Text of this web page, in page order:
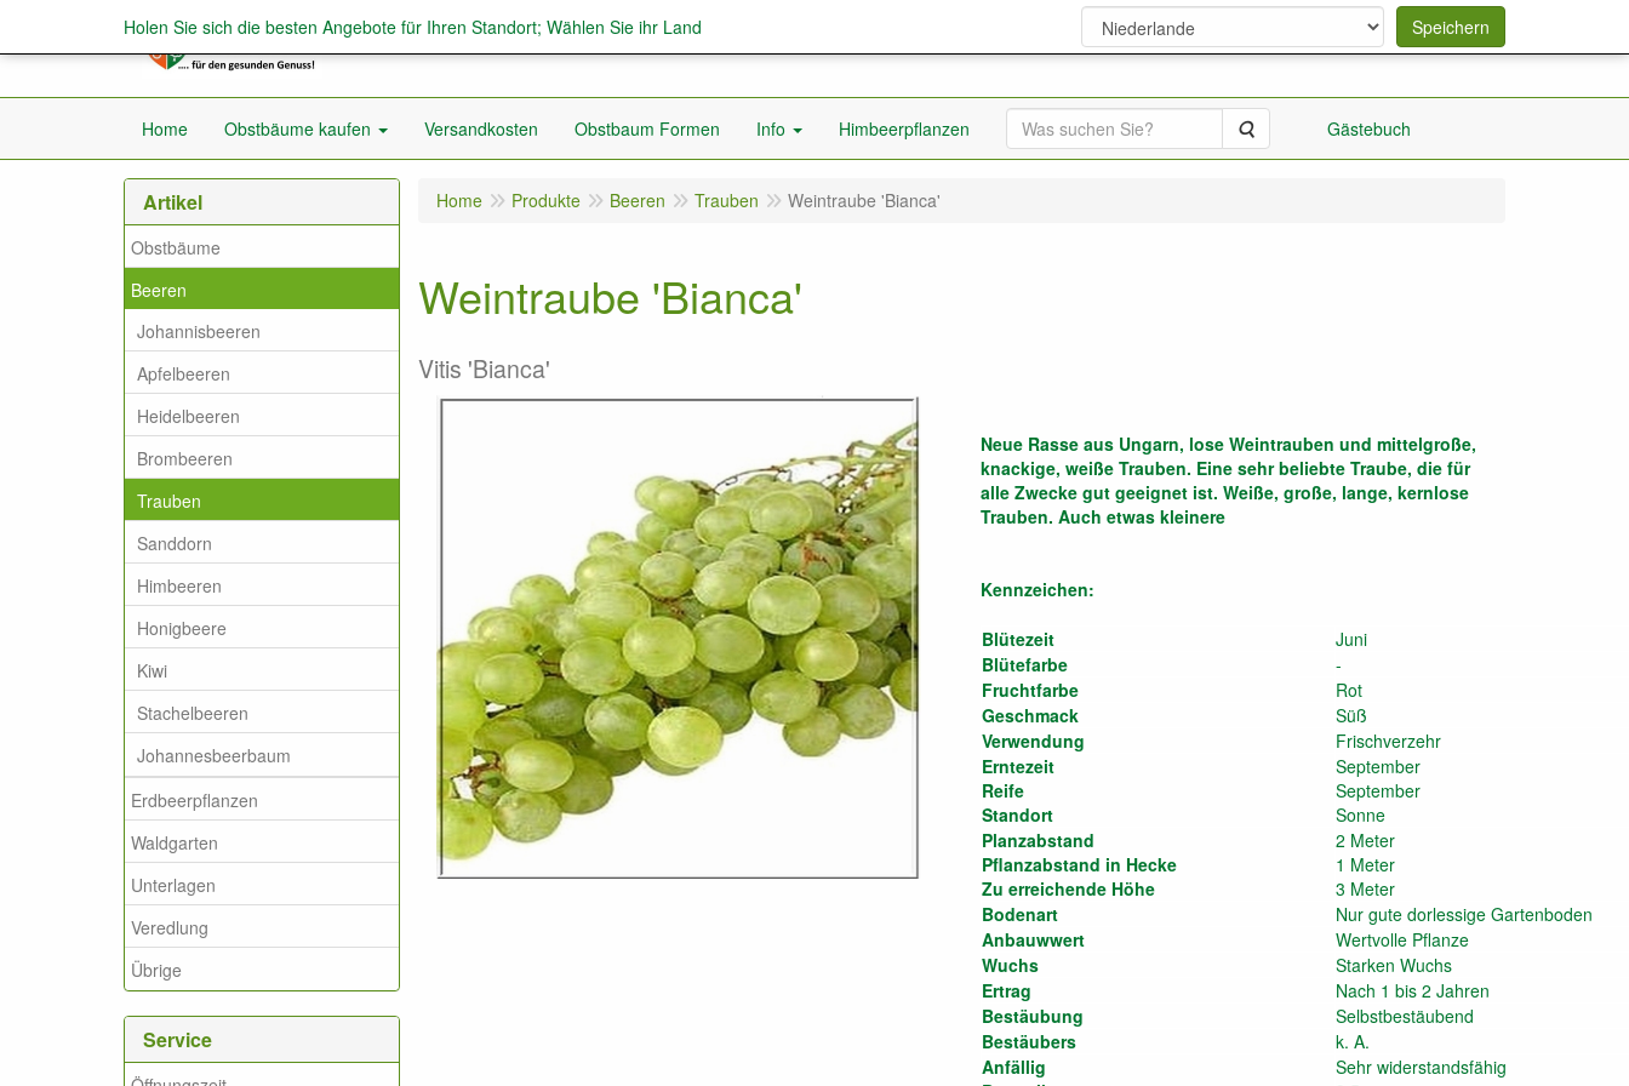
Home Obstbäume kaufen Versandkosten Obstbaum Formen Info Himbeerpflanzen Suche Gästebuch
Artikel
Obstbäume
Beeren
Johannisbeeren
Apfelbeeren
Heidelbeeren
Brombeeren
Trauben
Sanddorn
Himbeeren
Honigbeere
Kiwi
Stachelbeeren
Johannesbeerbaum
Erdbeerpflanzen
Waldgarten
Unterlagen
Veredlung
Übrige
Service
Home Produkte Beeren Trauben Weintraube 'Bianca'
Weintraube 'Bianca'
Vitis 'Bianca'
Neue Rasse aus Ungarn, lose Weintrauben und mittelgroße,
knackige, weiße Trauben. Eine sehr beliebte Traube, die für
alle Zwecke gut geeignet ist. Weiße, große, lange, kernlose
Trauben. Auch etwas kleinere
Kennzeichen:
Blütezeit
Juni
Blütefarbe
-
Fruchtfarbe
Rot
Geschmack
Süß
Verwendung
Frischverzehr
Erntezeit
Reife
Standort
September
September
Sonne
Planzabstand
Pflanzabstand in Hecke
Zu erreichende Höhe
2 Meter
1 Meter
3 Meter
Bodenart
Nur gute dorlessige Gartenboden
Anbauwwert
Wertvolle Pflanze
Wuchs
Starken Wuchs
Ertrag
Nach 1 bis 2 Jahren
Bestäubung
Selbstbestäubend
Bestäubers
k. A.
Anfällig
Sehr widerstandsfähig
Holen Sie sich die besten Angebote für Ihren Standort; Wählen Sie ihr Land Speichern